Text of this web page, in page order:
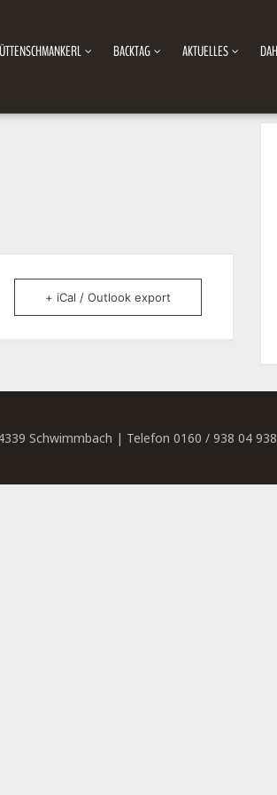
BACKTAG AKTUELLES
+ iCal / Outlook export
Schwimmbach | Telefon 0160 / 938 04